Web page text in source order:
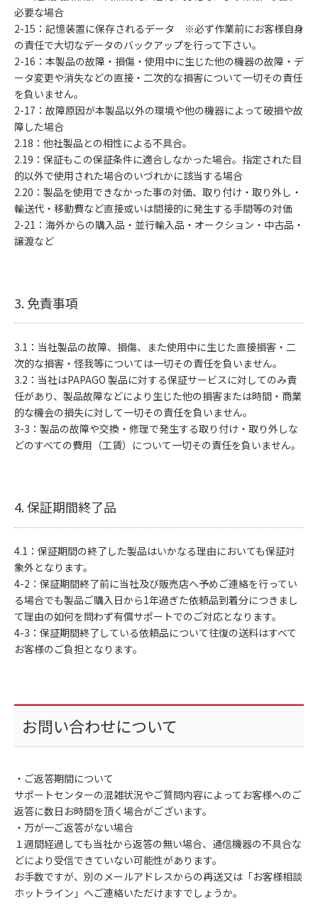
必要な場合
2-15：記憶装置に保存されるデータ ※必ず作業前にお客様自身
の責任で大切なデータのバックアップを行って下さい。
2-16：本製品の故障・損傷・使用中に生じた他の機器の故障・デ
ータ変更や消失などの直接・二次的な損害について一切その責任
を負いません。
2-17：故障原因が本製品以外の環境や他の機器によって破損や故
障した場合
2.18：他社製品との相性による不具合。
2.19：保証もこの保証条件に適合しなかった場合。指定された目
的以外で使用された場合のいづれかに該当する場合
2.20：製品を使用できなかった事の対価、取り付け・取り外し・
輸送代・移動費など直接或いは間接的に発生する手間等の対価
2-21：海外からの購入品・並行輸入品・オークション・中古品・
譲渡など
3. 免責事項
3.1：当社製品の故障、損傷、また使用中に生じた直接損害・二
次的な損害・怪我等については一切その責任を負いません。
3.2：当社はPAPAGO 製品に対する保証サービスに対してのみ責
任があり、製品故障などにより生じた他の損害または時間・商業
的な機会の損失に対して一切その責任を負いません。
3-3：製品の故障や交換・修理で発生する取り付け・取り外しな
どのすべての費用（工賃）について一切その責任を負いません。
4. 保証期間終了品
4.1：保証期間の終了した製品はいかなる理由においても保証対
象外となります。
4-2：保証期間終了前に当社及び販売店へ予めご連絡を行ってい
る場合でも製品ご購入日から1年過ぎた依頼品到着分につきまし
て理由の如何を問わず有償サポートでのご対応となります。
4-3：保証期間終了している依頼品について往復の送料はすべて
お客様のご負担となります。
お問い合わせについて
・ご返答期間について
サポートセンターの混雑状況やご質問内容によってお客様へのご
返答に数日お時間を頂く場合がございます。
・万が一ご返答がない場合
１週間経過しても当社から返答の無い場合、通信機器の不具合な
どにより受信できていない可能性があります。
お手数ですが、別のメールアドレスからの再送又は「お客様相談
ホットライン」へご連絡いただけますでしょうか。